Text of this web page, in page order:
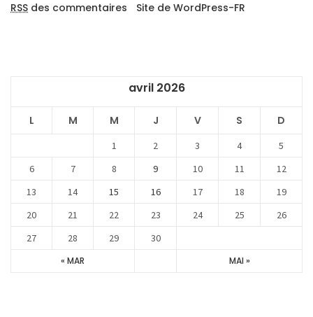
RSS des commentaires Site de WordPress-FR
avril 2026
L M M J V S D
« MAR MAI »
1 2 3 4
5
6
7 8 9 10 11
12
13
14 15 16 17 18
19
20
21 22 23 24 25
26
27
28 29 30